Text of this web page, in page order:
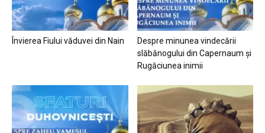
Învierea Fiului văduvei din Nain
Despre minunea vindecării
slăbănogului din Capernaum și
Rugăciunea inimii